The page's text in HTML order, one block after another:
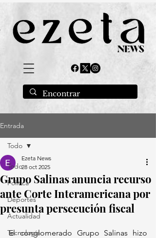
Entrada
Todo
Política
Deportes
Actualidad
Tecnología
Todo
Grupo Salinas anuncia recurso
ante Corte Interamericana por
presunta persecución fiscal
Ezeta News
28 oct 2025
El conglomerado Grupo Salinas hizo